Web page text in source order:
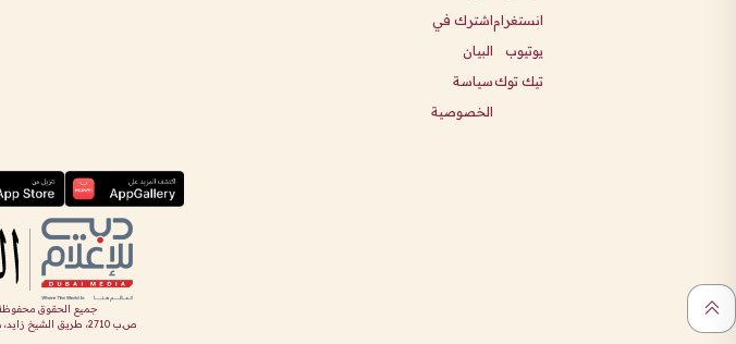
انستغرام
يوتيوب
تيك توك
اشترك في
البيان
سياسة
الخصوصية
جميع الحقوق
ص.ب 2710، طريق الشيخ زايد، دبي، الإمارات العربية المتحدة